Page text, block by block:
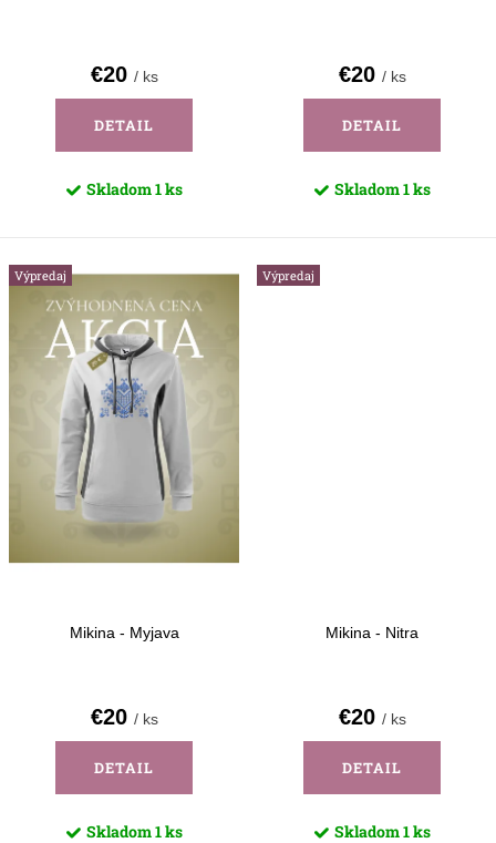
€20 / ks
DETAIL
Skladom1 ks
€20 / ks
DETAIL
Skladom1 ks
Výpredaj
Mikina - Myjava
€20 / ks
DETAIL
Skladom1 ks
Výpredaj
Mikina - Nitra
€20 / ks
DETAIL
Skladom1 ks